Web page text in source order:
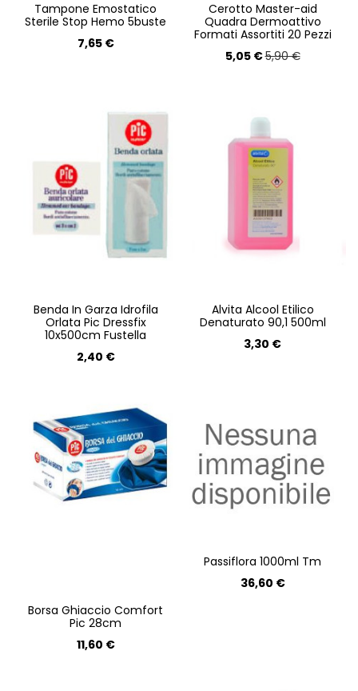
Tampone Emostatico
Sterile Stop Hemo 5buste
7,65 €
Cerotto Master-aid
Quadra Dermoattivo
Formati Assortiti 20 Pezzi
5,05 €5,90 €
Benda In Garza Idrofila
Orlata Pic Dressfix
10x500cm Fustella
2,40 €
Alvita Alcool Etilico
Denaturato 90,1 500ml
3,30 €
Borsa Ghiaccio Comfort
Pic 28cm
11,60 €
Passiflora 1000ml Tm
36,60 €